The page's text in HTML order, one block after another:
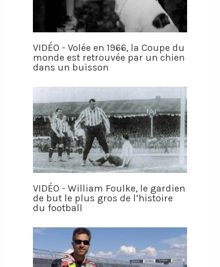
VIDÉO - Volée en 1966, la Coupe du
monde est retrouvée par un chien
dans un buisson
VIDÉO - William Foulke, le gardien
de but le plus gros de l’histoire
du football